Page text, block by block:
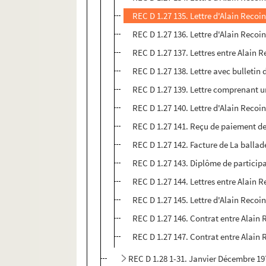
REC D 1.27 135. Lettre d'Alain
REC D 1.27 136. Lettre d'Alain
REC D 1.27 137. Lettres entre Alain
REC D 1.27 138. Lettre avec
REC D 1.27 139. Lettre
REC D 1.27 140. Lettre d'Alain
REC D 1.27 141. Reçu de paiement
REC D 1.27 142. Facture de La
REC D 1.27 143. Diplôme de
REC D 1.27 144. Lettres entre Alain
REC D 1.27 145. Lettre d'Alain
REC D 1.27 146. Contrat entre
REC D 1.27 147. Contrat entre
REC D 1.28 1-31. Janvier Décembre